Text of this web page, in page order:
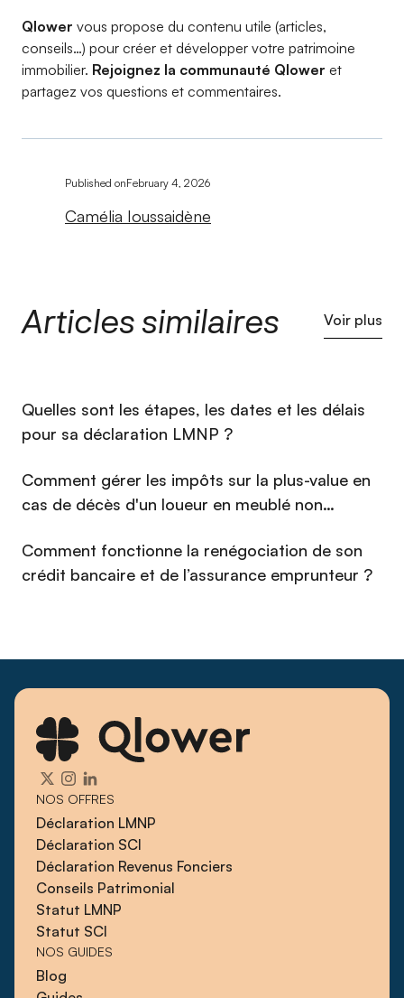
Qlower vous propose du contenu utile (articles,
conseils…) pour créer et développer votre patrimoine
immobilier. Rejoignez la communauté Qlower et
partagez vos questions et commentaires.
Published onFebruary 4, 2026
Camélia Ioussaidène
Articles similaires Voir plus
⁠Quelles sont les étapes, les dates et les délais
pour sa déclaration LMNP ?
Comment gérer les impôts sur la plus-value en
cas de décès d'un loueur en meublé non
Comment fonctionne la renégociation de son
crédit bancaire et de l’assurance emprunteur ?
NOS OFFRES
Déclaration LMNP
Déclaration SCI
Déclaration Revenus Fonciers
Conseils Patrimonial
Statut LMNP
Statut SCI
NOS GUIDES
Blog